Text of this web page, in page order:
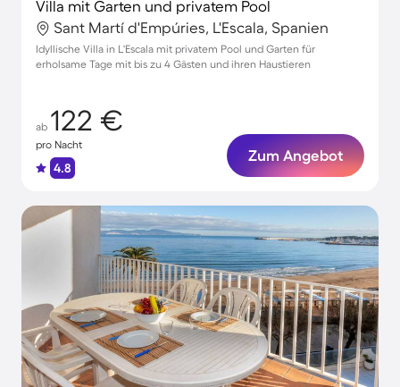
Villa mit Garten und privatem Pool
Sant Martí d'Empúries, L'Escala, Spanien
Idyllische Villa in L'Escala mit privatem Pool und Garten für
erholsame Tage mit bis zu 4 Gästen und ihren Haustieren
ab 122 €
pro Nacht
4.8
Zum Angebot